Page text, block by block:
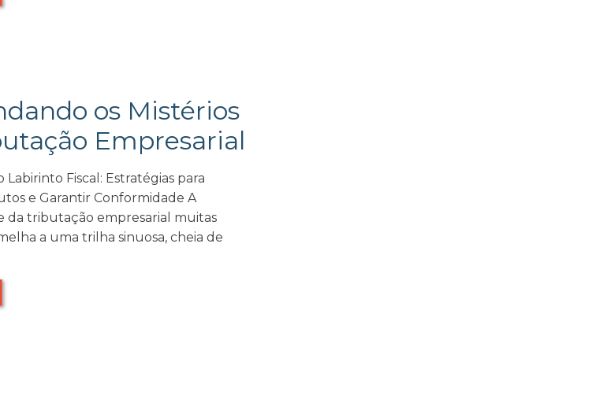
os Mistérios
Empresarial
Labirinto Fiscal: Estratégias para
e Garantir Conformidade A
da tributação empresarial muitas
a uma trilha sinuosa, cheia de